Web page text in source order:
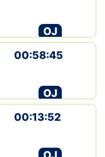
OJ
00:58:45
OJ
00:13:52